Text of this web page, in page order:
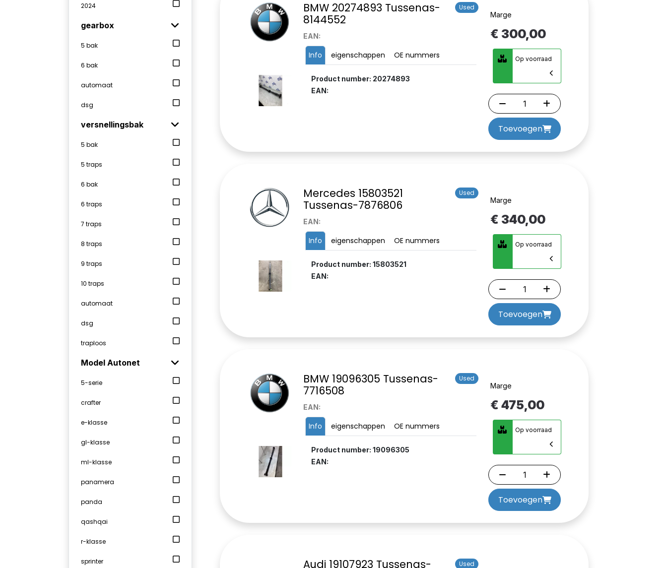
2024
gearbox
5 bak
6 bak
automaat
dsg
versnellingsbak
5 bak
5 traps
6 bak
6 traps
7 traps
8 traps
9 traps
10 traps
automaat
dsg
traploos
Model Autonet
5-serie
crafter
e-klasse
gl-klasse
ml-klasse
panamera
panda
qashqai
r-klasse
sprinter
BMW 20274893 Tussenas-
8144552
Used
EAN:
Info eigenschappen OE nummers
Product number: 20274893
EAN:
Marge
€ 300,00
Op voorraad
Toevoegen
Mercedes 15803521
Tussenas-7876806
Used
EAN:
Info eigenschappen OE nummers
Product number: 15803521
EAN:
Marge
€ 340,00
Op voorraad
Toevoegen
BMW 19096305 Tussenas-
7716508
Used
EAN:
Info eigenschappen OE nummers
Product number: 19096305
EAN:
Marge
€ 475,00
Op voorraad
Toevoegen
Audi 19107923 Tussenas-
Used